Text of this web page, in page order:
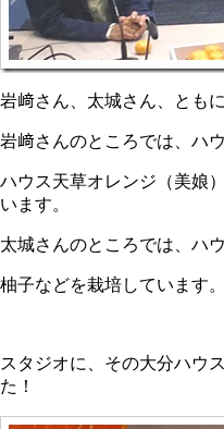
岩﨑さん、太城さん、とも
岩﨑さんのところでは、ハ
ハウス天草オレンジ（美娘
います。
太城さんのところでは、ハ
柚子などを栽培しています。
スタジオに、その大分ハウ
た！